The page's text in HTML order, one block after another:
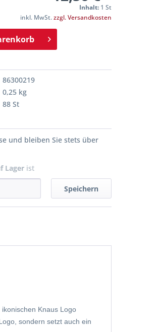
Inhalt: 1 St
inkl. MwSt.zzgl. Versandkosten
86300219
0,25 kg
88 St
und bleiben Sie stets über
Lager ist
Speichern
Knaus Logo
, sondern setzt auch ein